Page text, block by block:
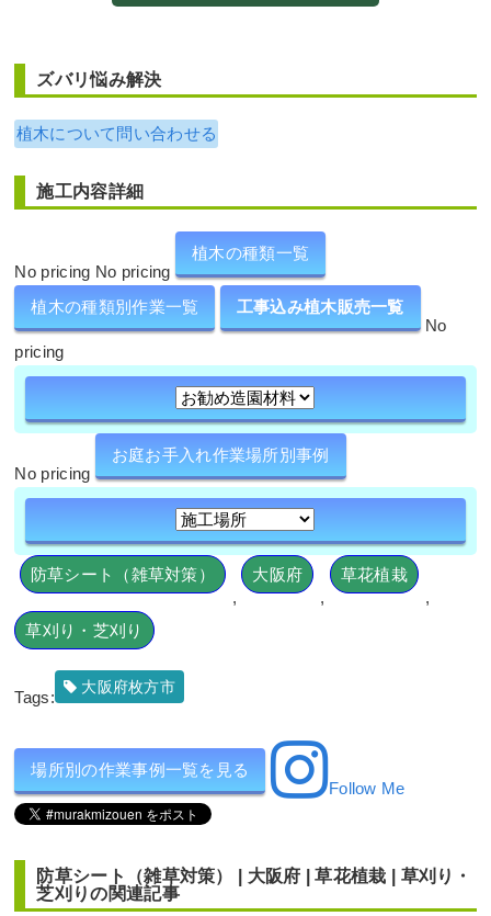
ズバリ悩み解決
植木について問い合わせる
施工内容詳細
No pricing No pricing
植木の種類一覧
植木の種類別作業一覧
工事込み植木販売一覧
No
pricing
No pricing
お庭お手入れ作業場所別事例
防草シート（雑草対策）
,
大阪府
,
草花植栽
,
草刈り・芝刈り
Tags:
大阪府枚方市
場所別の作業事例一覧を見る
Follow Me
防草シート（雑草対策） 大阪府 |草花植栽
草刈り・
芝刈りの関連記事